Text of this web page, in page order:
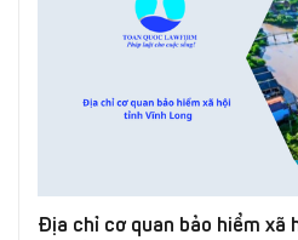
Địa chỉ cơ quan bảo hiểm xã